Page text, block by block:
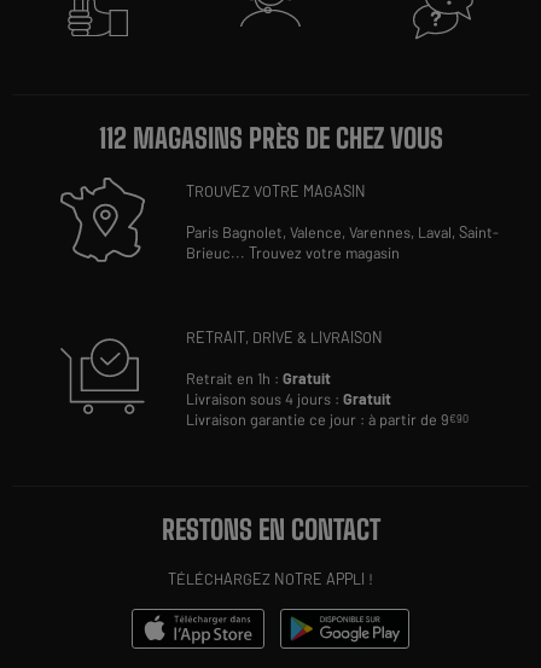
112 MAGASINS PRÈS DE CHEZ VOUS
TROUVEZ VOTRE MAGASIN
Paris Bagnolet,Valence,Varennes, Laval,Saint-
Brieuc...Trouvez votre magasin
RETRAIT, DRIVE & LIVRAISON
Retrait en 1h :Gratuit
Livraison sous 4 jours :Gratuit
Livraison garantie ce jour : à partir de 9€90
RESTONS EN CONTACT
TÉLÉCHARGEZ NOTRE APPLI !